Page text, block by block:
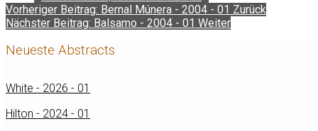
Vorheriger Beitrag: Bernal Múnera - 2004 - 01 Zurück
Nächster Beitrag: Balsamo - 2004 - 01 Weiter
Neueste Abstracts
White - 2026 - 01
Hilton - 2024 - 01